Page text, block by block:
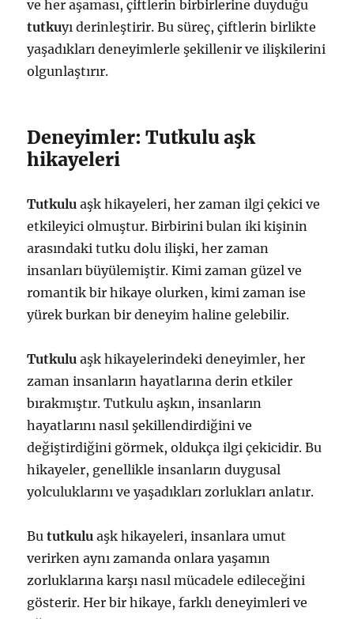
ve her aşaması, çiftlerin birbirlerine duyduğu
tutkuyı derinleştirir. Bu süreç, çiftlerin birlikte
yaşadıkları deneyimlerle şekillenir ve ilişkilerini
olgunlaştırır.
Deneyimler: Tutkulu aşk
hikayeleri
Tutkulu aşk hikayeleri, her zaman ilgi çekici ve
etkileyici olmuştur. Birbirini bulan iki kişinin
arasındaki tutku dolu ilişki, her zaman
insanları büyülemiştir. Kimi zaman güzel ve
romantik bir hikaye olurken, kimi zaman ise
yürek burkan bir deneyim haline gelebilir.
Tutkulu aşk hikayelerindeki deneyimler, her
zaman insanların hayatlarına derin etkiler
bırakmıştır. Tutkulu aşkın, insanların
hayatlarını nasıl şekillendirdiğini ve
değiştirdiğini görmek, oldukça ilgi çekicidir. Bu
hikayeler, genellikle insanların duygusal
yolculuklarını ve yaşadıkları zorlukları anlatır.
Bututkulu aşk hikayeleri, insanlara umut
verirken aynı zamanda onlara yaşamın
zorluklarına karşı nasıl mücadele edileceğini
gösterir. Her bir hikaye, farklı deneyimleri ve